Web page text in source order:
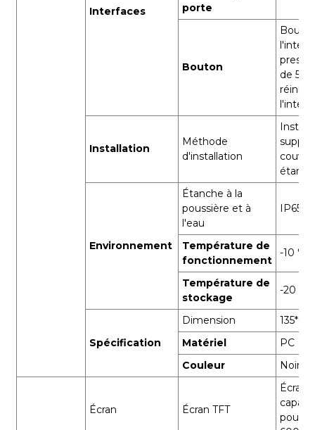
Interfaces
porte
Bouton
de 5
Installation
Méthode
d'installation
Environnement
Étanche à la
poussière et à
l'eau
IP65
Température de
fonctionnement
-10 ℃
Température de
stockage
-20 ℃
Spécification
Dimension
Matériel
PC
Couleur
Noir
Écran Écran TFT
Écran